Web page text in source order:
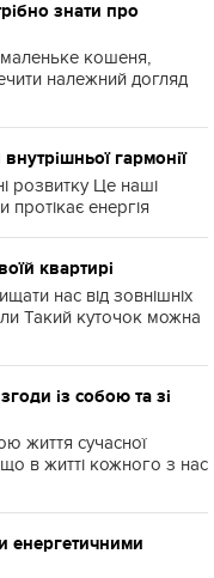
знати про
кошеня,
належний догляд
гармонії
розвитку Це наші
протікає енергія
квартирі
нас від зовнішніх
Такий куточок можна
із собою та зі
життя сучасної
в житті кожного з нас
енергетичними